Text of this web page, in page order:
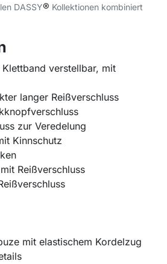
DASSY® Kollektionen kombiniert
verstellbar, mit
langer Reißverschluss
zur Veredelung
Kinnschutz
Reißverschluss
mit elastischem Kordelzug